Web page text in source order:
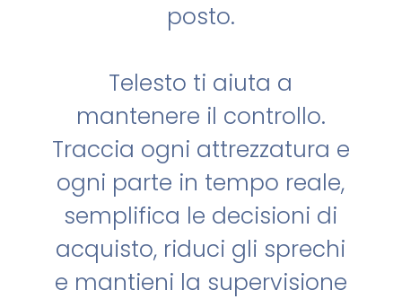
posto.
Telesto ti aiuta a
mantenere il controllo.
Traccia ogni attrezzatura e
ogni parte in tempo reale,
semplifica le decisioni di
acquisto, riduci gli sprechi
e mantieni la supervisione